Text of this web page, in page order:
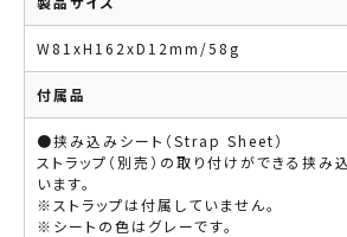
W81xH162xD12mm/58g
付属品
●挟み込みシート（Strap Sheet）
ストラップ（別売）の取り付けができる挟み
います。
※ストラップは付属していません。
※シートの色はグレーです。